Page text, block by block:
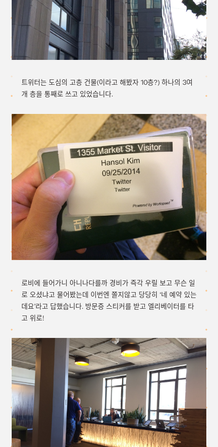
트위터는 도심의 고층 건물(이라고 해봤자 10층?) 하나의 3여
개 층을 통째로 쓰고 있었습니다.
로비에 들어가니 아니나다를까 경비가 즉각 우릴 보고 무슨 일
로 오셨냐고 물어봤는데 이번엔 쫄지않고 당당히 ‘네 예약 있는
데요’라고 답했습니다. 방문증 스티커를 받고 엘리베이터를 타
고 위로!